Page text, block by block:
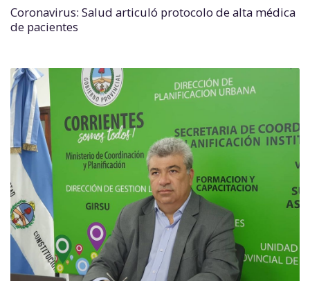
Coronavirus: Salud articuló protocolo de alta médica
de pacientes